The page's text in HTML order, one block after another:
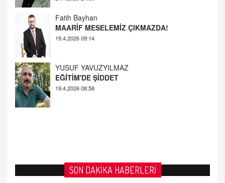
19.4.2026 09:14
19.4.2026 08:58
SON DAKİKA HABERLERİ